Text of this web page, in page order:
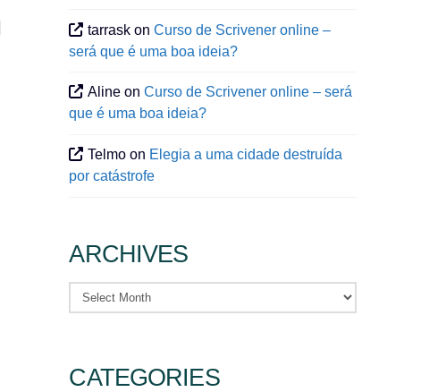
tarrask onCurso de Scrivener online –
será que é uma boa ideia?
Aline onCurso de Scrivener online – será
que é uma boa ideia?
Telmo on Elegia a uma cidade destruída
por catástrofe
ARCHIVES
Archives
CATEGORIES